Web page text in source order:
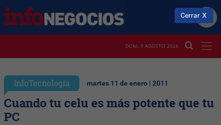
DOM. 9 AGOSTO 2026
InfoTecnología martes 11 de enero | 2011
Cuando tu celu es más potente que tu
PC
Cerrar